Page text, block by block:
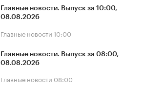
Главные новости. Выпуск за 10:00,
08.08.2026
Главные новости 10:00
Главные новости. Выпуск за 08:00,
08.08.2026
Главные новости 08:00